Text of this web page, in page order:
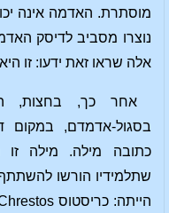
מוסתרת. האדמה אינה
נוצרו מסביב לדיסק
אלה שראו זאת ידעו: זו
אחר כך, בחצות,
בסגול-אדמדם, במקום
כתובה מילה. מילה
שתלמידיו הורשו